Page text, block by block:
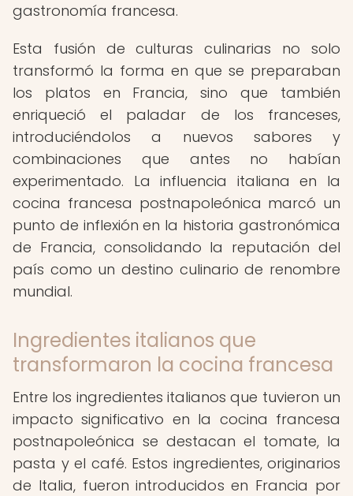
gastronomía francesa.
Esta fusión de culturas culinarias no solo
transformó la forma en que se preparaban
los platos en Francia, sino que también
enriqueció el paladar de los franceses,
introduciéndolos a nuevos sabores y
combinaciones que antes no habían
experimentado. La influencia italiana en la
cocina francesa postnapoleónica marcó un
punto de inflexión en la historia gastronómica
de Francia, consolidando la reputación del
país como un destino culinario de renombre
mundial.
Ingredientes italianos que
transformaron la cocina francesa
Entre los ingredientes italianos que tuvieron un
impacto significativo en la cocina francesa
postnapoleónica se destacan el tomate, la
pasta y el café. Estos ingredientes, originarios
de Italia, fueron introducidos en Francia por